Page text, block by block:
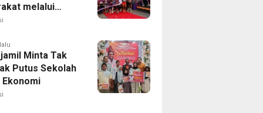
melalui
Run 2026
Minta Tak
Putus Sekolah
Ekonomi